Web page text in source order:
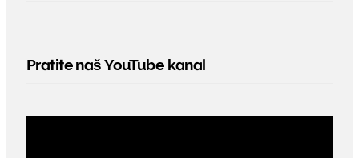
Pratite naš YouTube kanal